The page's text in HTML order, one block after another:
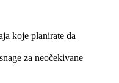
koje planirate da
za neočekivane